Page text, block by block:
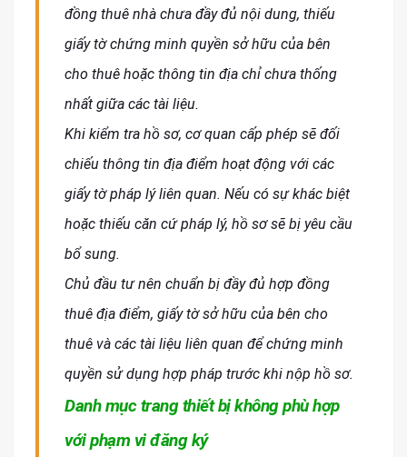
đồng thuê nhà chưa đầy đủ nội dung, thiếu
giấy tờ chứng minh quyền sở hữu của bên
cho thuê hoặc thông tin địa chỉ chưa thống
nhất giữa các tài liệu.
Khi kiểm tra hồ sơ, cơ quan cấp phép sẽ đối
chiếu thông tin địa điểm hoạt động với các
giấy tờ pháp lý liên quan. Nếu có sự khác biệt
hoặc thiếu căn cứ pháp lý, hồ sơ sẽ bị yêu cầu
bổ sung.
Chủ đầu tư nên chuẩn bị đầy đủ hợp đồng
thuê địa điểm, giấy tờ sở hữu của bên cho
thuê và các tài liệu liên quan để chứng minh
quyền sử dụng hợp pháp trước khi nộp hồ sơ.
Danh mục trang thiết bị không phù hợp
với phạm vi đăng ký